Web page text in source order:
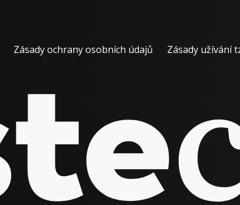
Zásady ochrany osobních údajů Zásady užívání